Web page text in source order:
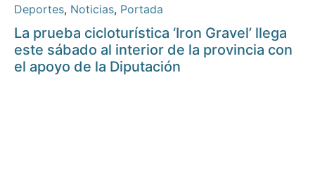
Deportes, Noticias, Portada
La prueba cicloturística ‘Iron Gravel’ llega
este sábado al interior de la provincia con
el apoyo de la Diputación